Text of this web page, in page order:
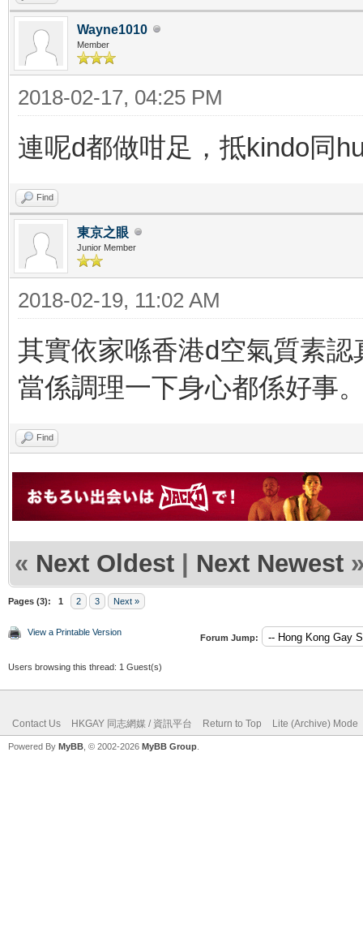
Wayne1010
Member
2018-02-17, 04:25 PM
連呢d都做咁足，抵kindo同
Find
東京之眼
Junior Member
2018-02-19, 11:02 AM
其實依家喺香港d空氣質素
當係調理一下身心都係好事
Find
« Next Oldest | Next Newest
Pages (3): 1 2 3 Next »
View a Printable Version
Forum Jump:
Users browsing this thread: 1 Guest(s)
Contact Us HKGAY 同志網媒 / 資訊平台 Return to Top Lite (Archive) Mode
Powered By MyBB , © 2002-2026 MyBB Group